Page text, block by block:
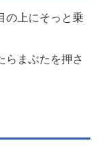
の上にそっと乗
らまぶたを押さ